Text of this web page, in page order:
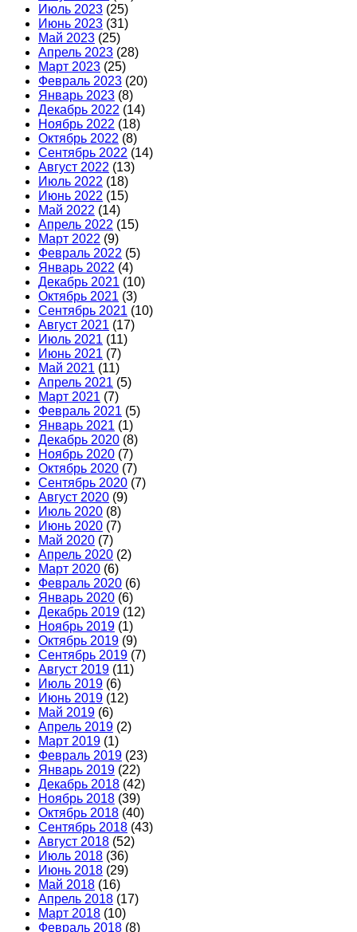
Июль 2023 (25)
Июнь 2023 (31)
Май 2023 (25)
Апрель 2023 (28)
Март 2023 (25)
Февраль 2023 (20)
Январь 2023 (8)
Декабрь 2022 (14)
Ноябрь 2022 (18)
Октябрь 2022 (8)
Сентябрь 2022 (14)
Август 2022 (13)
Июль 2022 (18)
Июнь 2022 (15)
Май 2022 (14)
Апрель 2022 (15)
Март 2022 (9)
Февраль 2022 (5)
Январь 2022 (4)
Декабрь 2021 (10)
Октябрь 2021 (3)
Сентябрь 2021 (10)
Август 2021 (17)
Июль 2021 (11)
Июнь 2021 (7)
Май 2021 (11)
Апрель 2021 (5)
Март 2021 (7)
Февраль 2021 (5)
Январь 2021 (1)
Декабрь 2020 (8)
Ноябрь 2020 (7)
Октябрь 2020 (7)
Сентябрь 2020 (7)
Август 2020 (9)
Июль 2020 (8)
Июнь 2020 (7)
Май 2020 (7)
Апрель 2020 (2)
Март 2020 (6)
Февраль 2020 (6)
Январь 2020 (6)
Декабрь 2019 (12)
Ноябрь 2019 (1)
Октябрь 2019 (9)
Сентябрь 2019 (7)
Август 2019 (11)
Июль 2019 (6)
Июнь 2019 (12)
Май 2019 (6)
Апрель 2019 (2)
Март 2019 (1)
Февраль 2019 (23)
Январь 2019 (22)
Декабрь 2018 (42)
Ноябрь 2018 (39)
Октябрь 2018 (40)
Сентябрь 2018 (43)
Август 2018 (52)
Июль 2018 (36)
Июнь 2018 (29)
Май 2018 (16)
Апрель 2018 (17)
Март 2018 (10)
Февраль 2018 (8)